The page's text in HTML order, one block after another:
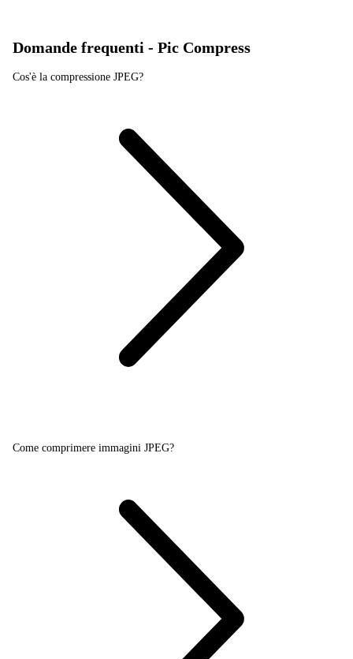
Domande frequenti - Pic Compress
Cos'è la compressione JPEG?
Come comprimere immagini JPEG?